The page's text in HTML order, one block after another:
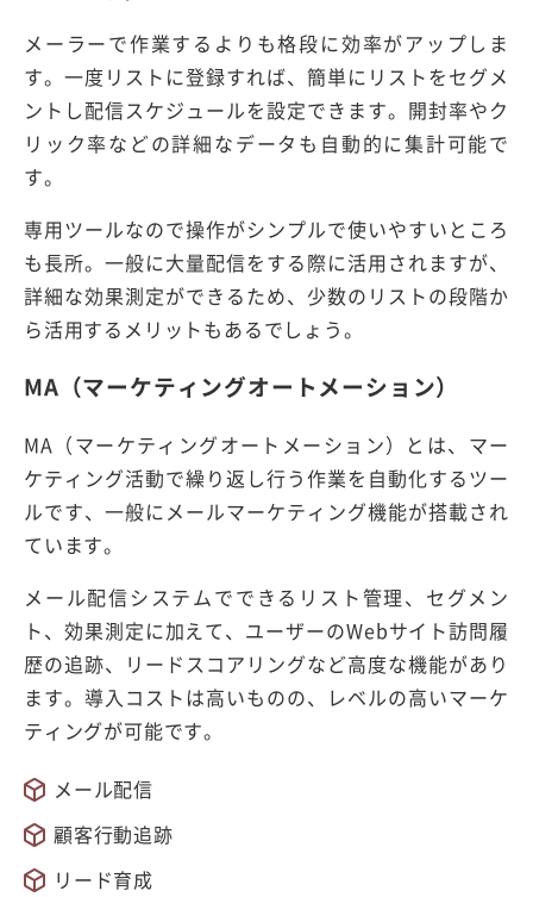
メーラーで作業するよりも格段に効率がアップしま
す。一度リストに登録すれば、簡単にリストをセグメ
ントし配信スケジュールを設定できます。開封率やク
リック率などの詳細なデータも自動的に集計可能で
す。
専用ツールなので操作がシンプルで使いやすいところ
も長所。一般に大量配信をする際に活用されますが、
詳細な効果測定ができるため、少数のリストの段階か
ら活用するメリットもあるでしょう。
MA（マーケティングオートメーション）
MA（マーケティングオートメーション）とは、マー
ケティング活動で繰り返し行う作業を自動化するツー
ルです、一般にメールマーケティング機能が搭載され
ています。
メール配信システムでできるリスト管理、セグメン
ト、効果測定に加えて、ユーザーのWebサイト訪問履
歴の追跡、リードスコアリングなど高度な機能があり
ます。導入コストは高いものの、レベルの高いマーケ
ティングが可能です。
メール配信
顧客行動追跡
リード育成